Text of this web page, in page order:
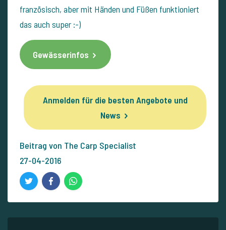
französisch, aber mit Händen und Füßen funktioniert
das auch super :-)
Gewässerinfos
Anmelden für die besten Angebote und
News
Beitrag von The Carp Specialist
27-04-2016